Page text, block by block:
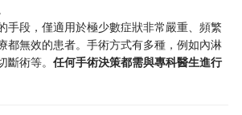
手段，僅適用於極少數症狀非常嚴重、頻繁
都無效的患者。手術方式有多種，例如內淋
斷術等。任何手術決策都需與專科醫生進行